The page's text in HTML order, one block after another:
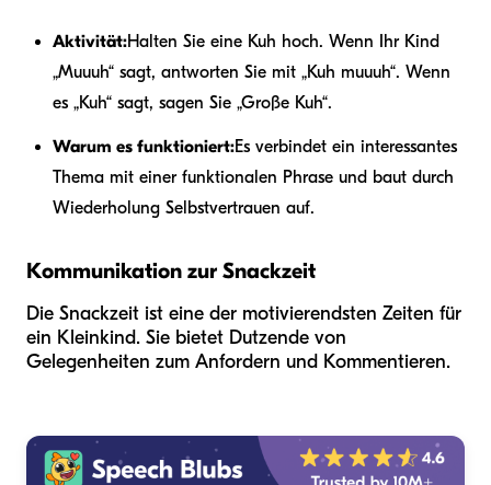
Aktivität:Halten Sie eine Kuh hoch. Wenn Ihr Kind
„Muuuh“ sagt, antworten Sie mit „Kuh muuuh“. Wenn
es „Kuh“ sagt, sagen Sie „Große Kuh“.
Warum es funktioniert:Es verbindet ein interessantes
Thema mit einer funktionalen Phrase und baut durch
Wiederholung Selbstvertrauen auf.
Kommunikation zur Snackzeit
Die Snackzeit ist eine der motivierendsten Zeiten für
ein Kleinkind. Sie bietet Dutzende von
Gelegenheiten zum Anfordern und Kommentieren.